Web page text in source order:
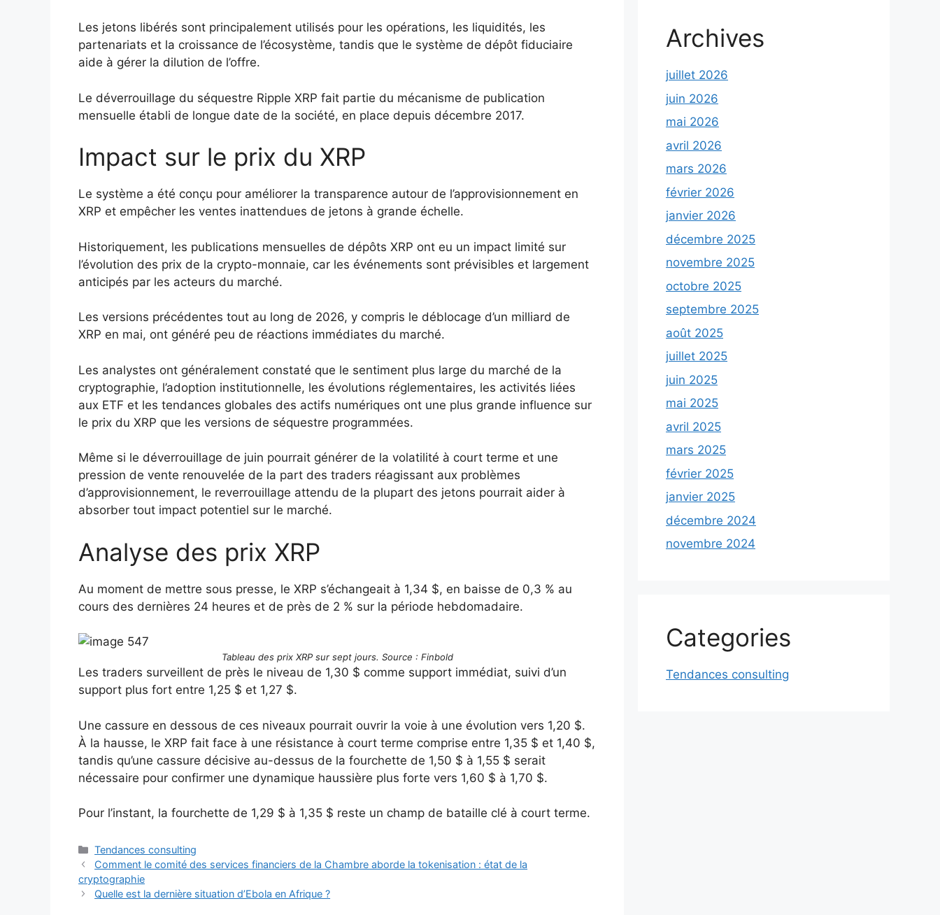
Les jetons libérés sont principalement utilisés pour les opérations, les liquidités, les
partenariats et la croissance de l’écosystème, tandis que le système de dépôt fiduciaire
aide à gérer la dilution de l’offre.
Le déverrouillage du séquestre Ripple XRP fait partie du mécanisme de publication
mensuelle établi de longue date de la société, en place depuis décembre 2017.
Impact sur le prix du XRP
Le système a été conçu pour améliorer la transparence autour de l’approvisionnement en
XRP et empêcher les ventes inattendues de jetons à grande échelle.
Historiquement, les publications mensuelles de dépôts XRP ont eu un impact limité sur
l’évolution des prix de la crypto-monnaie, car les événements sont prévisibles et largement
anticipés par les acteurs du marché.
Les versions précédentes tout au long de 2026, y compris le déblocage d’un milliard de
XRP en mai, ont généré peu de réactions immédiates du marché.
Les analystes ont généralement constaté que le sentiment plus large du marché de la
cryptographie, l’adoption institutionnelle, les évolutions réglementaires, les activités liées
aux ETF et les tendances globales des actifs numériques ont une plus grande influence sur
le prix du XRP que les versions de séquestre programmées.
Même si le déverrouillage de juin pourrait générer de la volatilité à court terme et une
pression de vente renouvelée de la part des traders réagissant aux problèmes
d’approvisionnement, le reverrouillage attendu de la plupart des jetons pourrait aider à
absorber tout impact potentiel sur le marché.
Analyse des prix XRP
Au moment de mettre sous presse, le XRP s’échangeait à 1,34 $, en baisse de 0,3 % au
cours des dernières 24 heures et de près de 2 % sur la période hebdomadaire.
Tableau des prix XRP sur sept jours. Source : Finbold
Les traders surveillent de près le niveau de 1,30 $ comme support immédiat, suivi d’un
support plus fort entre 1,25 $ et 1,27 $.
Une cassure en dessous de ces niveaux pourrait ouvrir la voie à une évolution vers 1,20 $.
À la hausse, le XRP fait face à une résistance à court terme comprise entre 1,35 $ et 1,40 $,
tandis qu’une cassure décisive au-dessus de la fourchette de 1,50 $ à 1,55 $ serait
nécessaire pour confirmer une dynamique haussière plus forte vers 1,60 $ à 1,70 $.
Pour l’instant, la fourchette de 1,29 $ à 1,35 $ reste un champ de bataille clé à court terme.
Catégories
Tendances consulting
Comment le comité des services financiers de la Chambre aborde la tokenisation : état de la
cryptographie
Quelle est la dernière situation d’Ebola en Afrique ?
Archives
juillet 2026
juin 2026
mai 2026
avril 2026
mars 2026
février 2026
janvier 2026
décembre 2025
novembre 2025
octobre 2025
septembre 2025
août 2025
juillet 2025
juin 2025
mai 2025
avril 2025
mars 2025
février 2025
janvier 2025
décembre 2024
novembre 2024
Categories
Tendances consulting